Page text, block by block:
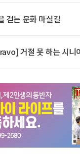
걷는 문화 마실길
거절 못 하는 시니